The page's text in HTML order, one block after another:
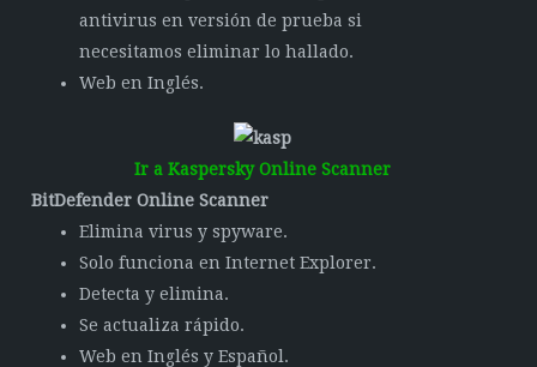
antivirus en versión de prueba si
necesitamos eliminar lo hallado.
Web en Inglés.
Ir a Kaspersky Online Scanner
BitDefender Online Scanner
Elimina virus y spyware.
Solo funciona en Internet Explorer.
Detecta y elimina.
Se actualiza rápido.
Web en Inglés y Español.